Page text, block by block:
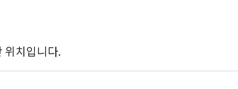
위치입니다.